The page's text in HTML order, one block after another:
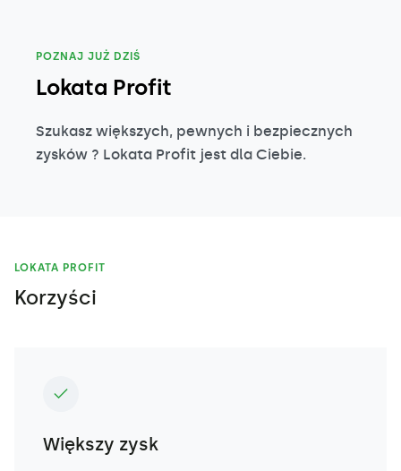
POZNAJ JUŻ DZIŚ
Lokata Profit
Szukasz większych, pewnych i bezpiecznych
zysków ? Lokata Profit jest dla Ciebie.
LOKATA PROFIT
Korzyści
Większy zysk